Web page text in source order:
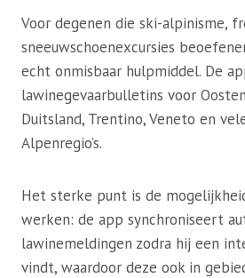
Voor degenen die ski-alpinisme,
sneeuwschoenexcursies
echt onmisbaar hulpmiddel. De
lawinegevaarbulletins voor
Duitsland, Trentino, Veneto en
Alpenregio’s.
Het sterke punt is de
werken: de app synchroniseert
lawinemeldingen zodra hij een
vindt, waardoor deze ook in